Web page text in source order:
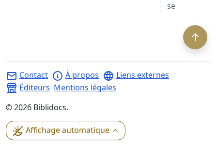
se
Contact À propos
Liens externes
Éditeurs Mentions légales
©2026 Biblidocs.
Affichage automatique